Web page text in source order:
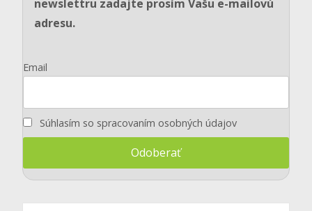
newslettru zadajte prosím Vašu e-mailovú
adresu.
Email
Súhlasím so spracovaním osobných údajov